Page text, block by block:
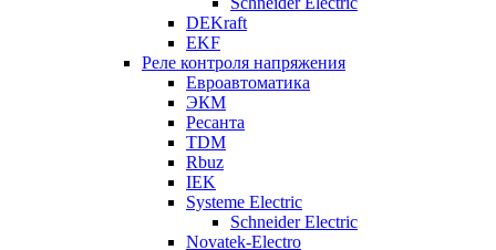
DEKraft
EKF
Реле контроля напряжения
Евроавтоматика
ЭКМ
Ресанта
TDM
Rbuz
IEK
Systeme Electric
Schneider Electric
Novatek-Electro